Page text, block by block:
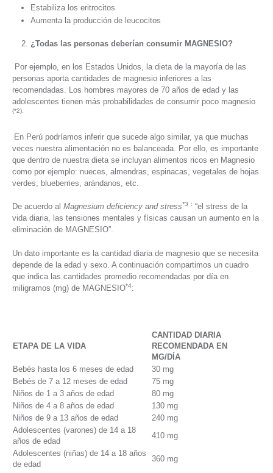
Estabiliza los eritrocitos
Aumenta la producción de leucocitos
¿Todas las personas deberían consumir MAGNESIO?
Por ejemplo, en los Estados Unidos, la dieta de la mayoría de las
personas aporta cantidades de magnesio inferiores a las
recomendadas. Los hombres mayores de 70 años de edad y las
adolescentes tienen más probabilidades de consumir poco magnesio
(*2).
En Perú podríamos inferir que sucede algo similar, ya que muchas
veces nuestra alimentación no es balanceada. Por ello, es importante
que dentro de nuestra dieta se incluyan alimentos ricos en Magnesio
como por ejemplo: nueces, almendras, espinacas, vegetales de hojas
verdes, blueberries, arándanos, etc.
De acuerdo al Magnesium deficiency and stress*3 : “el stress de la
vida diaria, las tensiones mentales y físicas causan un aumento en la
eliminación de MAGNESIO”.
Un dato importante es la cantidad diaria de magnesio que se necesita
depende de la edad y sexo. A continuación compartimos un cuadro
que indica las cantidades promedio recomendadas por día en
miligramos (mg) de MAGNESIO*4:
ETAPA DE LA VIDA
CANTIDAD DIARIA
RECOMENDADA EN
MG/DÍA
Bebés hasta los 6 meses de edad
30 mg
Bebés de 7 a 12 meses de edad
75 mg
Niños de 1 a 3 años de edad
80 mg
Niños de 4 a 8 años de edad
130 mg
Niños de 9 a 13 años de edad
240 mg
Adolescentes (varones) de 14 a 18
años de edad
410 mg
Adolescentes (niñas) de 14 a 18 años
de edad
360 mg